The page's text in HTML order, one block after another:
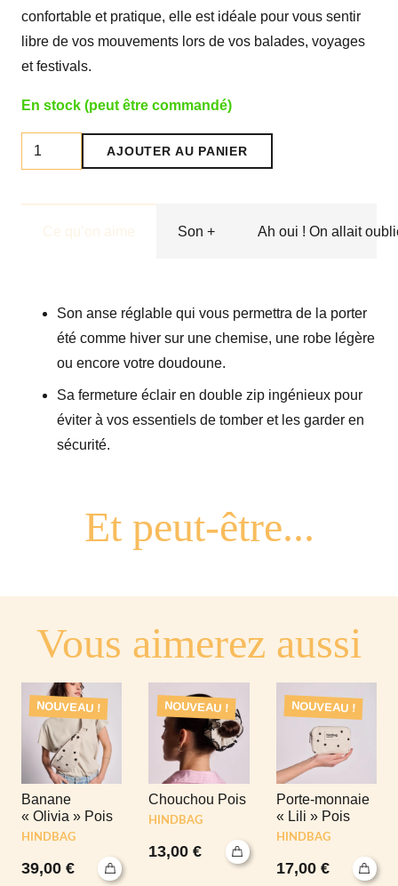
confortable et pratique, elle est idéale pour vous sentir
libre de vos mouvements lors de vos balades, voyages
et festivals.
En stock (peut être commandé)
quantité
de
AJOUTER AU PANIER
Ce qu’on aime Son + Ah oui ! On allait
Son anse réglable qui vous permettra de la porter
été comme hiver sur une chemise, une robe légère
ou encore votre doudoune.
Sa fermeture éclair en double zip ingénieux pour
éviter à vos essentiels de tomber et les garder en
sécurité.
Vous aimerez aussi
NOUVEAU !
Banane
« Olivia » Pois
HINDBAG
39,00 €
NOUVEAU !
Chouchou Pois
HINDBAG
13,00€
NOUVEAU !
Porte-monnaie
« Lili » Pois
HINDBAG
17,00 €